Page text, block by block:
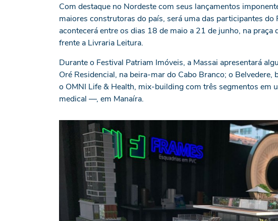
Com destaque no Nordeste com seus lançamentos
maiores construtoras do país, será uma das participantes do
acontecerá entre os dias 18 de maio a 21 de junho, na praça
frente a Livraria Leitura.
Durante o Festival Patriam Imóveis, a Massai apresentará
Oré Residencial, na beira-mar do Cabo Branco; o Belvedere,
o OMNI Life & Health, mix-building com três segmentos em
medical —, em Manaíra.